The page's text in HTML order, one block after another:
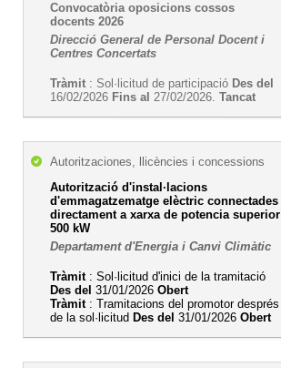
Convocatòria oposicions cossos
docents 2026
Direcció General de Personal Docent i
Centres Concertats
Tràmit : Sol·licitud de participació Des del
16/02/2026 Fins al 27/02/2026. Tancat
Autoritzaciones, llicències i concessions
Autorització d'instal·lacions
d'emmagatzematge elèctric connectades
directament a xarxa de potencia superior
500 kW
Departament d'Energia i Canvi Climàtic
Tràmit: Sol·licitud d'inici de la tramitació
Des del 31/01/2026 Obert
Tràmit: Tramitacions del promotor després
de la sol·licitud Des del 31/01/2026 Obert